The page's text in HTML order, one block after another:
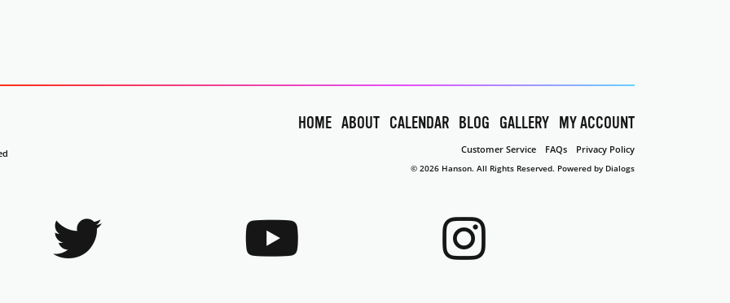
HOME ABOUT CALENDAR BLOG GALLERY MY ACCOUNT
Customer Service FAQs Privacy Policy
© 2026 Hanson. All Rights Reserved. Powered by Dialogs